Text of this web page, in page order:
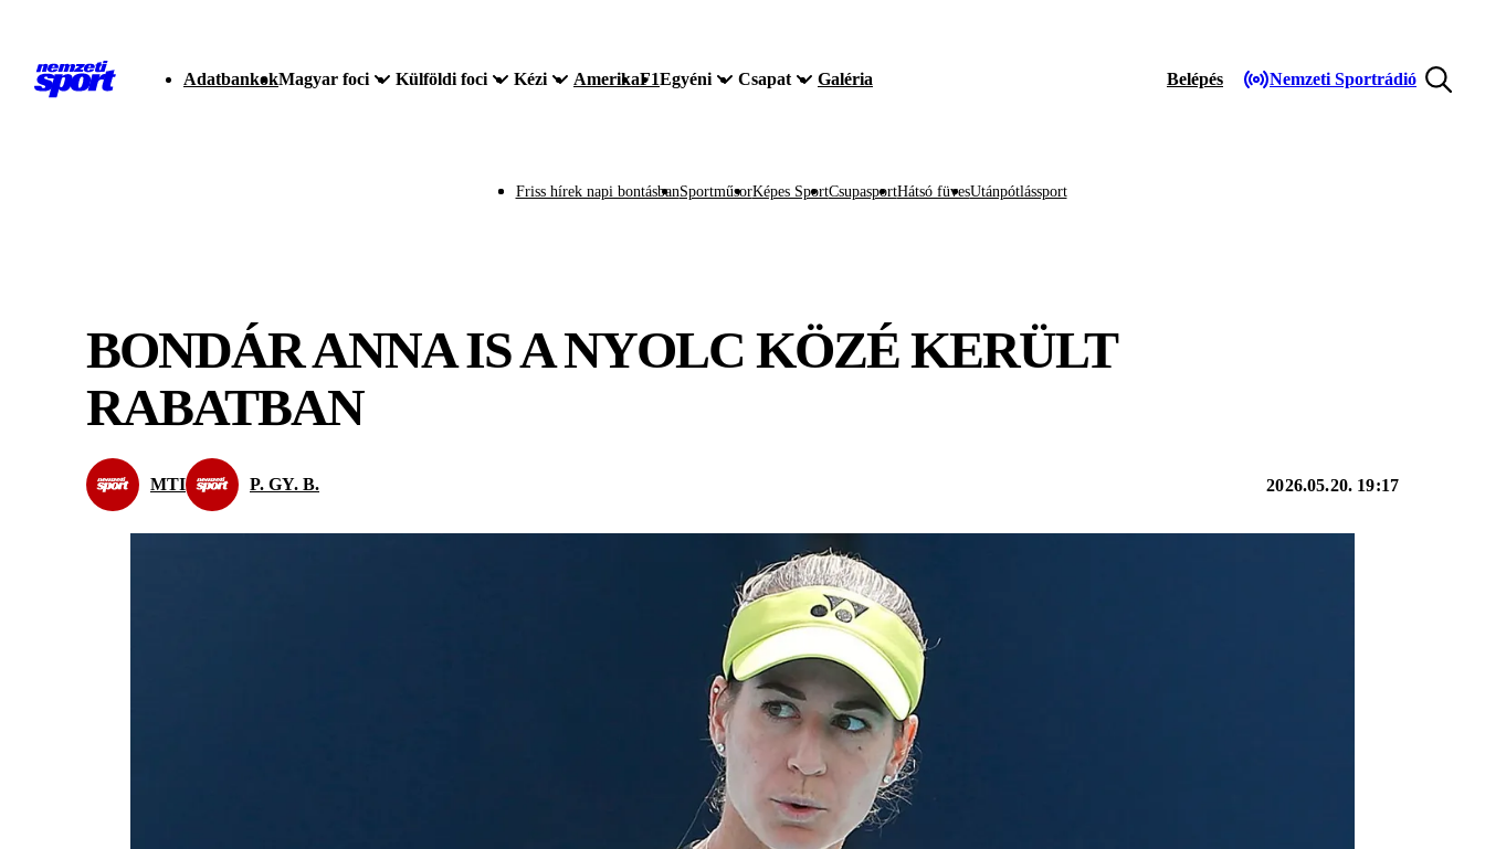
AdatbankokMagyar foci Külföldi foci Kézi AmerikaF1Egyéni Csapat Galéria Belépés Nemzeti Sportrádió
Friss hírek napi bontásbanSportműsorKépes SportCsupasportHátsó füvesUtánpótlássport
BONDÁR ANNA IS A NYOLC KÖZÉ KERÜLT
RABATBAN
MTI P. GY. B. 2026.05.20. 19:17